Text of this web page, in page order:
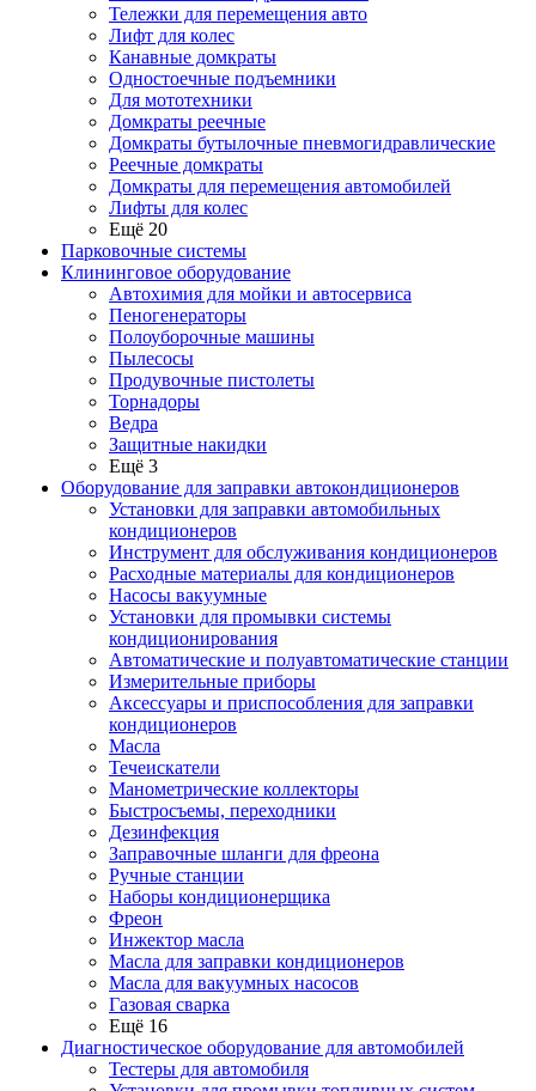
Тележки для перемещения авто
Лифт для колес
Канавные домкраты
Одностоечные подъемники
Для мототехники
Домкраты реечные
Домкраты бутылочные пневмогидравлические
Реечные домкраты
Домкраты для перемещения автомобилей
Лифты для колес
Ещё 20
Парковочные системы
Клининговое оборудование
Автохимия для мойки и автосервиса
Пеногенераторы
Полоуборочные машины
Пылесосы
Продувочные пистолеты
Торнадоры
Ведра
Защитные накидки
Ещё 3
Оборудование для заправки автокондиционеров
Установки для заправки автомобильных
кондиционеров
Инструмент для обслуживания кондиционеров
Расходные материалы для кондиционеров
Насосы вакуумные
Установки для промывки системы
кондиционирования
Автоматические и полуавтоматические станции
Измерительные приборы
Аксессуары и приспособления для заправки
кондиционеров
Масла
Течеискатели
Манометрические коллекторы
Быстросъемы, переходники
Дезинфекция
Заправочные шланги для фреона
Ручные станции
Наборы кондиционерщика
Фреон
Инжектор масла
Масла для заправки кондиционеров
Масла для вакуумных насосов
Газовая сварка
Ещё 16
Диагностическое оборудование для автомобилей
Тестеры для автомобиля